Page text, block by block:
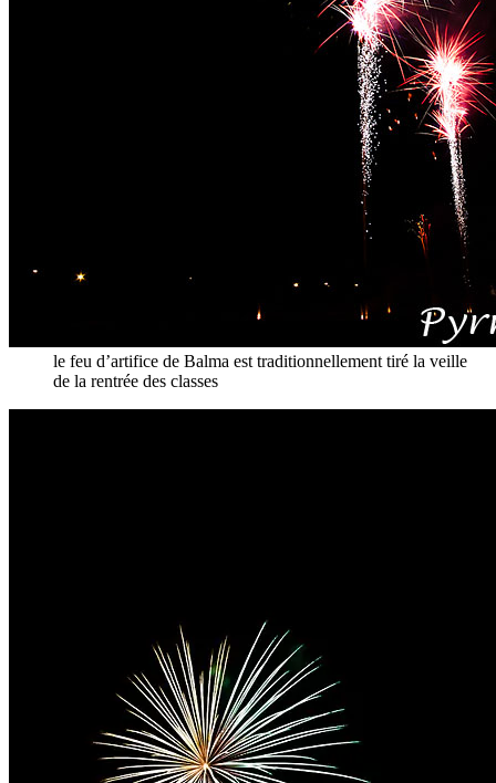
le feu d’artifice de Balma est traditionnellement tiré la veille
de la rentrée des classes